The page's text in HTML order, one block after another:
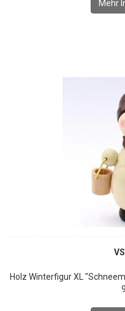
Mehr
Holz Winterfigur XL